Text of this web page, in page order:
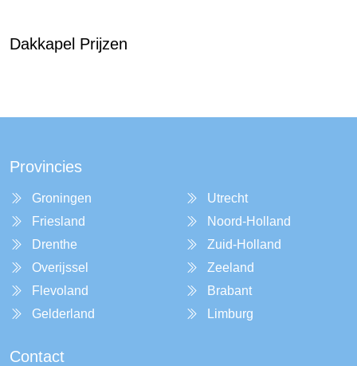
Dakkapel Prijzen
Provincies
Groningen
Friesland
Drenthe
Overijssel
Flevoland
Gelderland
Utrecht
Noord-Holland
Zuid-Holland
Zeeland
Brabant
Limburg
Contact